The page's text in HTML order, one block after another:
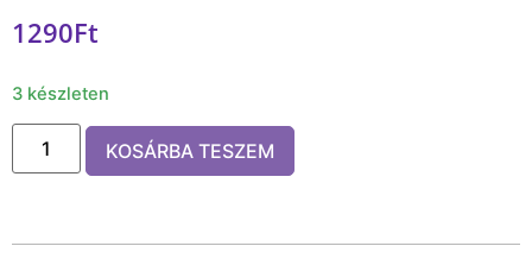
1290Ft
3 készleten
KOSÁRBA TESZEM